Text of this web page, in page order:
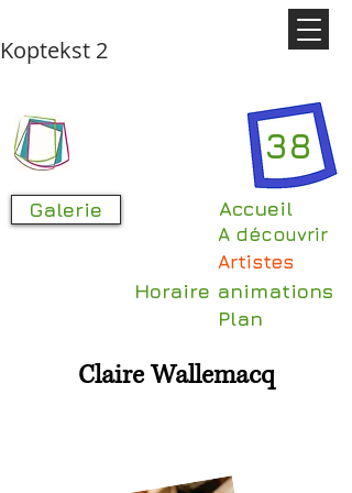
Koptekst 2
Galerie
38
Accueil
A découvrir
Artistes
Horaire animations
Plan
Claire Wallemacq